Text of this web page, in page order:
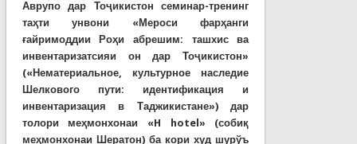
Аврупо дар Тоҷикистон семинар-тренинг
таҳти унвони «Мероси фарҳанги
ғайримоддии Роҳи абрешим: ташхис ва
инвентаризатсияи он дар Тоҷикистон»
(«Нематериальное, культурное наследие
Шелкового пути: идентификация и
инвентаризация в Таджикистане») дар
толори меҳмонхонаи «H hotel» (собиқ
меҳмонхонаи Шератон) ба кори худ шурўъ